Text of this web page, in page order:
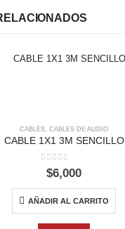
CABLES, CABLES DE AUDIO
CABLE 1X1 3M SENCILLO
out of 5
$6,000
AÑADIR AL CARRITO